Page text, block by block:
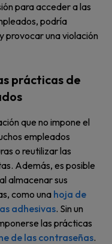
para acceder a las
podría
provocar una violación
prácticas de
que no impone el
empleados
o reutilizar las
Además, es posible
almacenar sus
como una hoja de
adhesivas. Sin un
las prácticas
de las contraseñas.